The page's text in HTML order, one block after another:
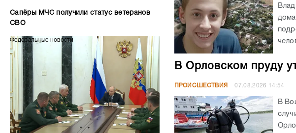
Сапёры МЧС получили статус ветеранов
СВО
Федеральные новости
В Орловском пруду
ПРОИСШЕСТВИЯ 07.08.2026 14:54
В